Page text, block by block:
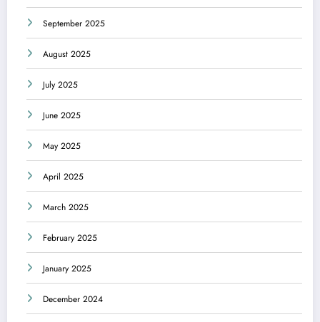
September 2025
August 2025
July 2025
June 2025
May 2025
April 2025
March 2025
February 2025
January 2025
December 2024